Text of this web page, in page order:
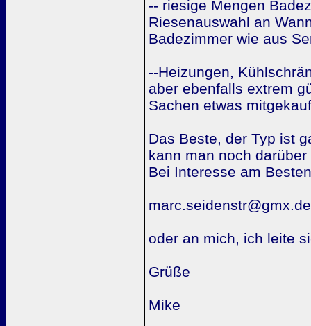
-- riesige Mengen
Riesenauswahl an
Badezimmer wie aus
--Heizungen,
aber ebenfalls extrem
Sachen etwas
Das Beste, der Typ ist
kann man noch darüber
Bei Interesse am
marc.seidenstr@gmx.de
oder an mich, ich leite
Grüße
Mike